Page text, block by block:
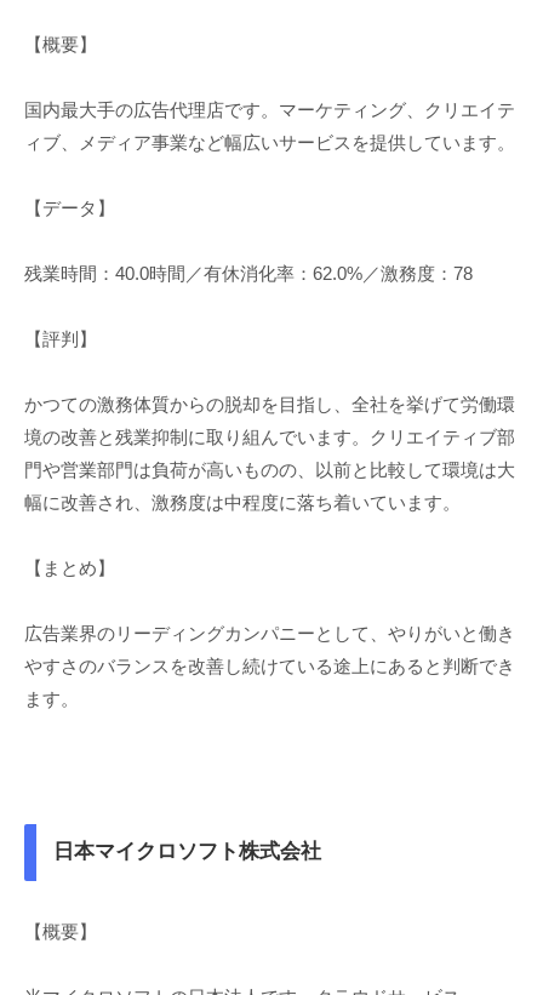
【概要】
国内最大手の広告代理店です。マーケティング、クリエイテ
ィブ、メディア事業など幅広いサービスを提供しています。
【データ】
残業時間：40.0時間／有休消化率：62.0%／激務度：78
【評判】
かつての激務体質からの脱却を目指し、全社を挙げて労働環
境の改善と残業抑制に取り組んでいます。クリエイティブ部
門や営業部門は負荷が高いものの、以前と比較して環境は大
幅に改善され、激務度は中程度に落ち着いています。
【まとめ】
広告業界のリーディングカンパニーとして、やりがいと働き
やすさのバランスを改善し続けている途上にあると判断でき
ます。
日本マイクロソフト株式会社
【概要】